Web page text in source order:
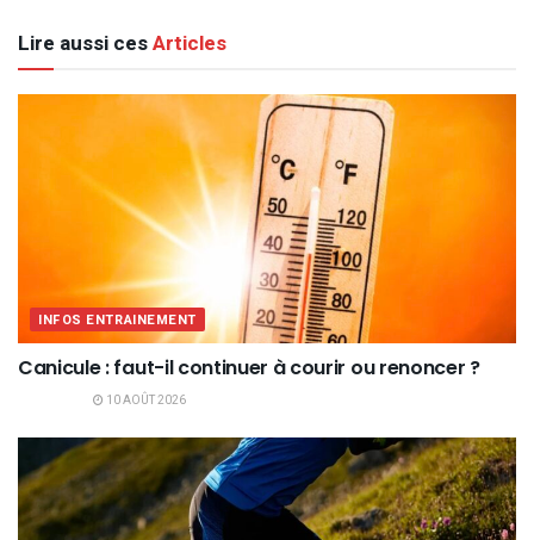
Lire aussi cesArticles
INFOS ENTRAINEMENT
Canicule : faut-il continuer à courir ou renoncer ?
10 AOÛT 2026